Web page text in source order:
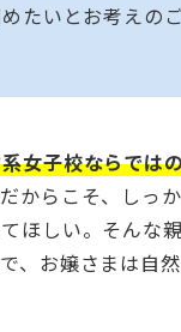
たいとお考えの
女子校ならでは
からこそ、しっ
ほしい。そんな
、お嬢さまは自